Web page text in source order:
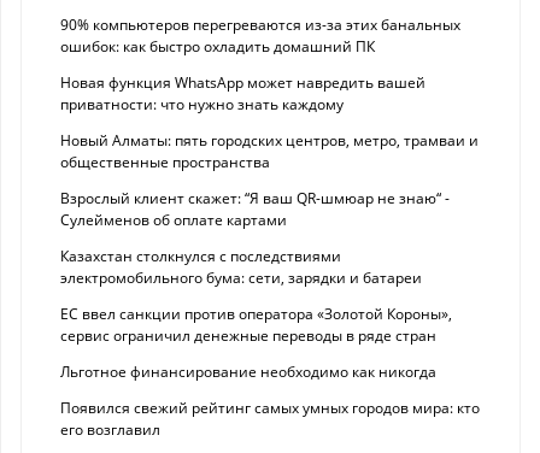
90% компьютеров перегреваются из-за этих банальных
ошибок: как быстро охладить домашний ПК
Новая функция WhatsApp может навредить вашей
приватности: что нужно знать каждому
Новый Алматы: пять городских центров, метро, трамваи и
общественные пространства
Взрослый клиент скажет: “Я ваш QR-шмюар не знаю“ -
Сулейменов об оплате картами
Казахстан столкнулся с последствиями
электромобильного бума: сети, зарядки и батареи
ЕС ввел санкции против оператора «Золотой Короны»,
сервис ограничил денежные переводы в ряде стран
Льготное финансирование необходимо как никогда
Появился свежий рейтинг самых умных городов мира: кто
его возглавил